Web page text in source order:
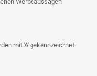
Werbeaussagen
mit 'A' gekennzeichnet.